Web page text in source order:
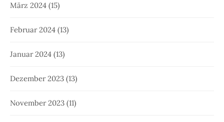
März 2024 (15)
Februar 2024 (13)
Januar 2024 (13)
Dezember 2023 (13)
November 2023 (11)